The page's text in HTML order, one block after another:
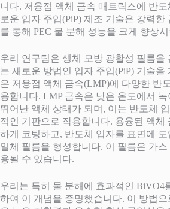
니다. 저융점 액체 금속 매트릭스에 반
로운 입자 주입(PiP) 제조 기술은 강력
를 통해 PEC 물 분해 성능을 크게 향상
우리 연구팀은 생체 모방 광활성 필름을
는 새로운 방법인 입자 주입(PiP) 기술을
은 저융점 액체 금속(LMP)에 다양한 반
용합니다. LMP 금속은 낮은 온도에서 녹
뛰어난 액체 상태가 되며, 이는 반도체
적인 기판으로 작용합니다. 용융된 액체
하게 코팅하고, 반도체 입자를 표면에
일체 필름을 형성합니다. 이 필름은 가
용될 수 있습니다.
우리는 특히 물 분해에 효과적인 BiVO4
하여 이 개념을 증명했습니다. 이 방법